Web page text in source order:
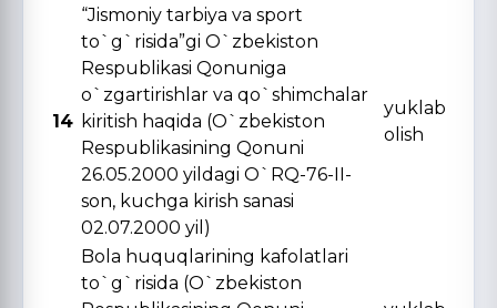
14
“Jismoniy tarbiya va sport
to`g`risida”gi O`zbekiston
Respublikasi Qonuniga
o`zgartirishlar va qo`shimchalar
kiritish haqida (O`zbekiston
Respublikasining Qonuni
26.05.2000 yildagi O`RQ-76-II-
son, kuchga kirish sanasi
02.07.2000 yil)
yuklab
olish
Bola huquqlarining kafolatlari
to`g`risida (O`zbekiston